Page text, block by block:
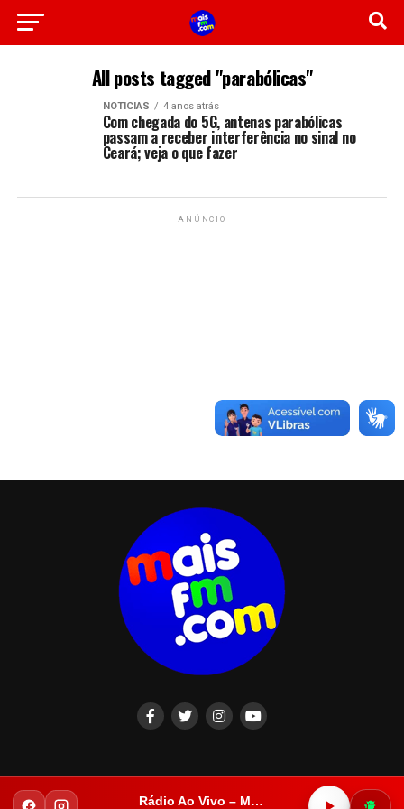
All posts tagged "parabólicas"
NOTICIAS 4 anos atrás
Com chegada do 5G, antenas parabólicas
passam a receber interferência no sinal no
Ceará; veja o que fazer
ANÚNCIO
Rádio Ao Vivo – Mais FM Iguatu